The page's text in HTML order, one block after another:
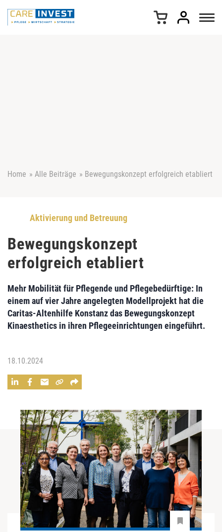
Home » Alle Beiträge » Bewegungskonzept erfolgreich etabliert
Aktivierung und Betreuung
Bewegungskonzept
erfolgreich etabliert
Mehr Mobilität für Pflegende und Pflegebedürftige: In
einem auf vier Jahre angelegten Modellprojekt hat die
Caritas-Altenhilfe Konstanz das Bewegungskonzept
Kinaesthetics in ihren Pflegeeinrichtungen eingeführt.
18.10.2024